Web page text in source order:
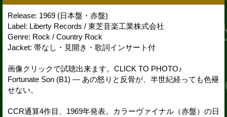
Release: 1969 (日本盤・赤盤)
Label: Liberty Records / 東芝音楽工業株式会社
Genre: Rock / Country Rock
Jacket: 帯なし・見開き・歌詞インサート付
画像クリックで試聴出来ます。CLICK TO PHOTO♪
Fortunate Son (B1) — あの怒りと反骨が、半世紀経っても色褪
せない。
CCR通算4作目、1969年発表。カラーヴァイナル（赤盤）の日